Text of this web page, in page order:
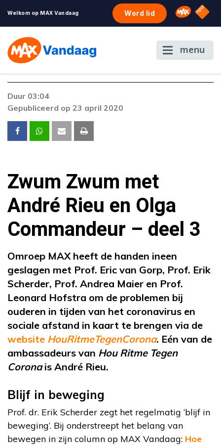
Welkom op MAX Vandaag Word lid Omroep
NPO
menu
Duur 03:04
Gepubliceerd op 23 april 2020
Zwum Zwum met
André Rieu en Olga
Commandeur – deel 3
Omroep MAX heeft de handen ineen
geslagen met Prof. Eric van Gorp, Prof. Erik
Scherder, Prof. Andrea Maier en Prof.
Leonard Hofstra om de problemen bij
ouderen in tijden van het coronavirus en
sociale afstand in kaart te brengen via de
website HouRitmeTegenCorona. Eén van de
ambassadeurs van Hou Ritme Tegen
Coronais André Rieu.
Blijf in beweging
Prof. dr. Erik Scherder zegt het regelmatig ‘blijf in
beweging’. Bij onderstreept het belang van
bewegen in zijn column op MAX Vandaag: Hoe